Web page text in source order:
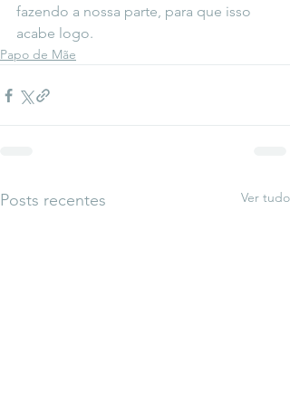
fazendo a nossa parte, para que isso
acabe logo.
Papo de Mãe
Posts recentes Ver tudo